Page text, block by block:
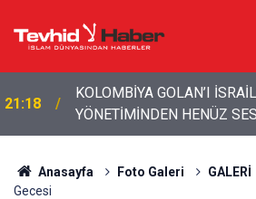
20:12
İRAN’DA KOMUTA
ATAMA
Anasayfa Foto Galeri GALERİ
Gecesi